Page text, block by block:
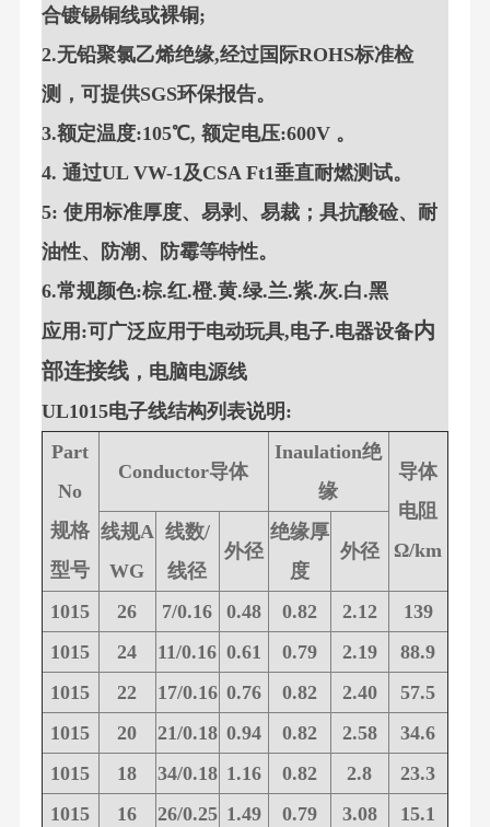
合镀锡铜线或裸铜;
2.无铅聚氯乙烯绝缘,经过国际ROHS标准检
测，可提供SGS环保报告。
3.额定温度:105℃, 额定电压:600V 。
4. 通过UL VW-1及CSA Ft1垂直耐燃测试。
5: 使用标准厚度、易剥、易裁；具抗酸硷、耐
油性、防潮、防霉等特性。
6.常规颜色:棕.红.橙.黄.绿.兰.紫.灰.白.黑
应用:可广泛应用于电动玩具,电子.电器设备内
部连接线，电脑电源线
UL1015电子线结构列表说明:
Part
No
规格
型号
Conductor导体
Inaulation绝
缘
导体
电阻
Ω/km
线规A
WG
线数/
线径
外径
绝缘厚
度
外径
1015 26 7/0.16 0.48 0.82 2.12
139
1015
24 11/0.16 0.61 0.79 2.19
88.9
1015
22 17/0.16 0.76 0.82 2.40
57.5
1015
20 21/0.18 0.94 0.82 2.58
34.6
1015
18 34/0.18 1.16 0.82 2.8
23.3
1015
16 26/0.25 1.49 0.79 3.08
15.1